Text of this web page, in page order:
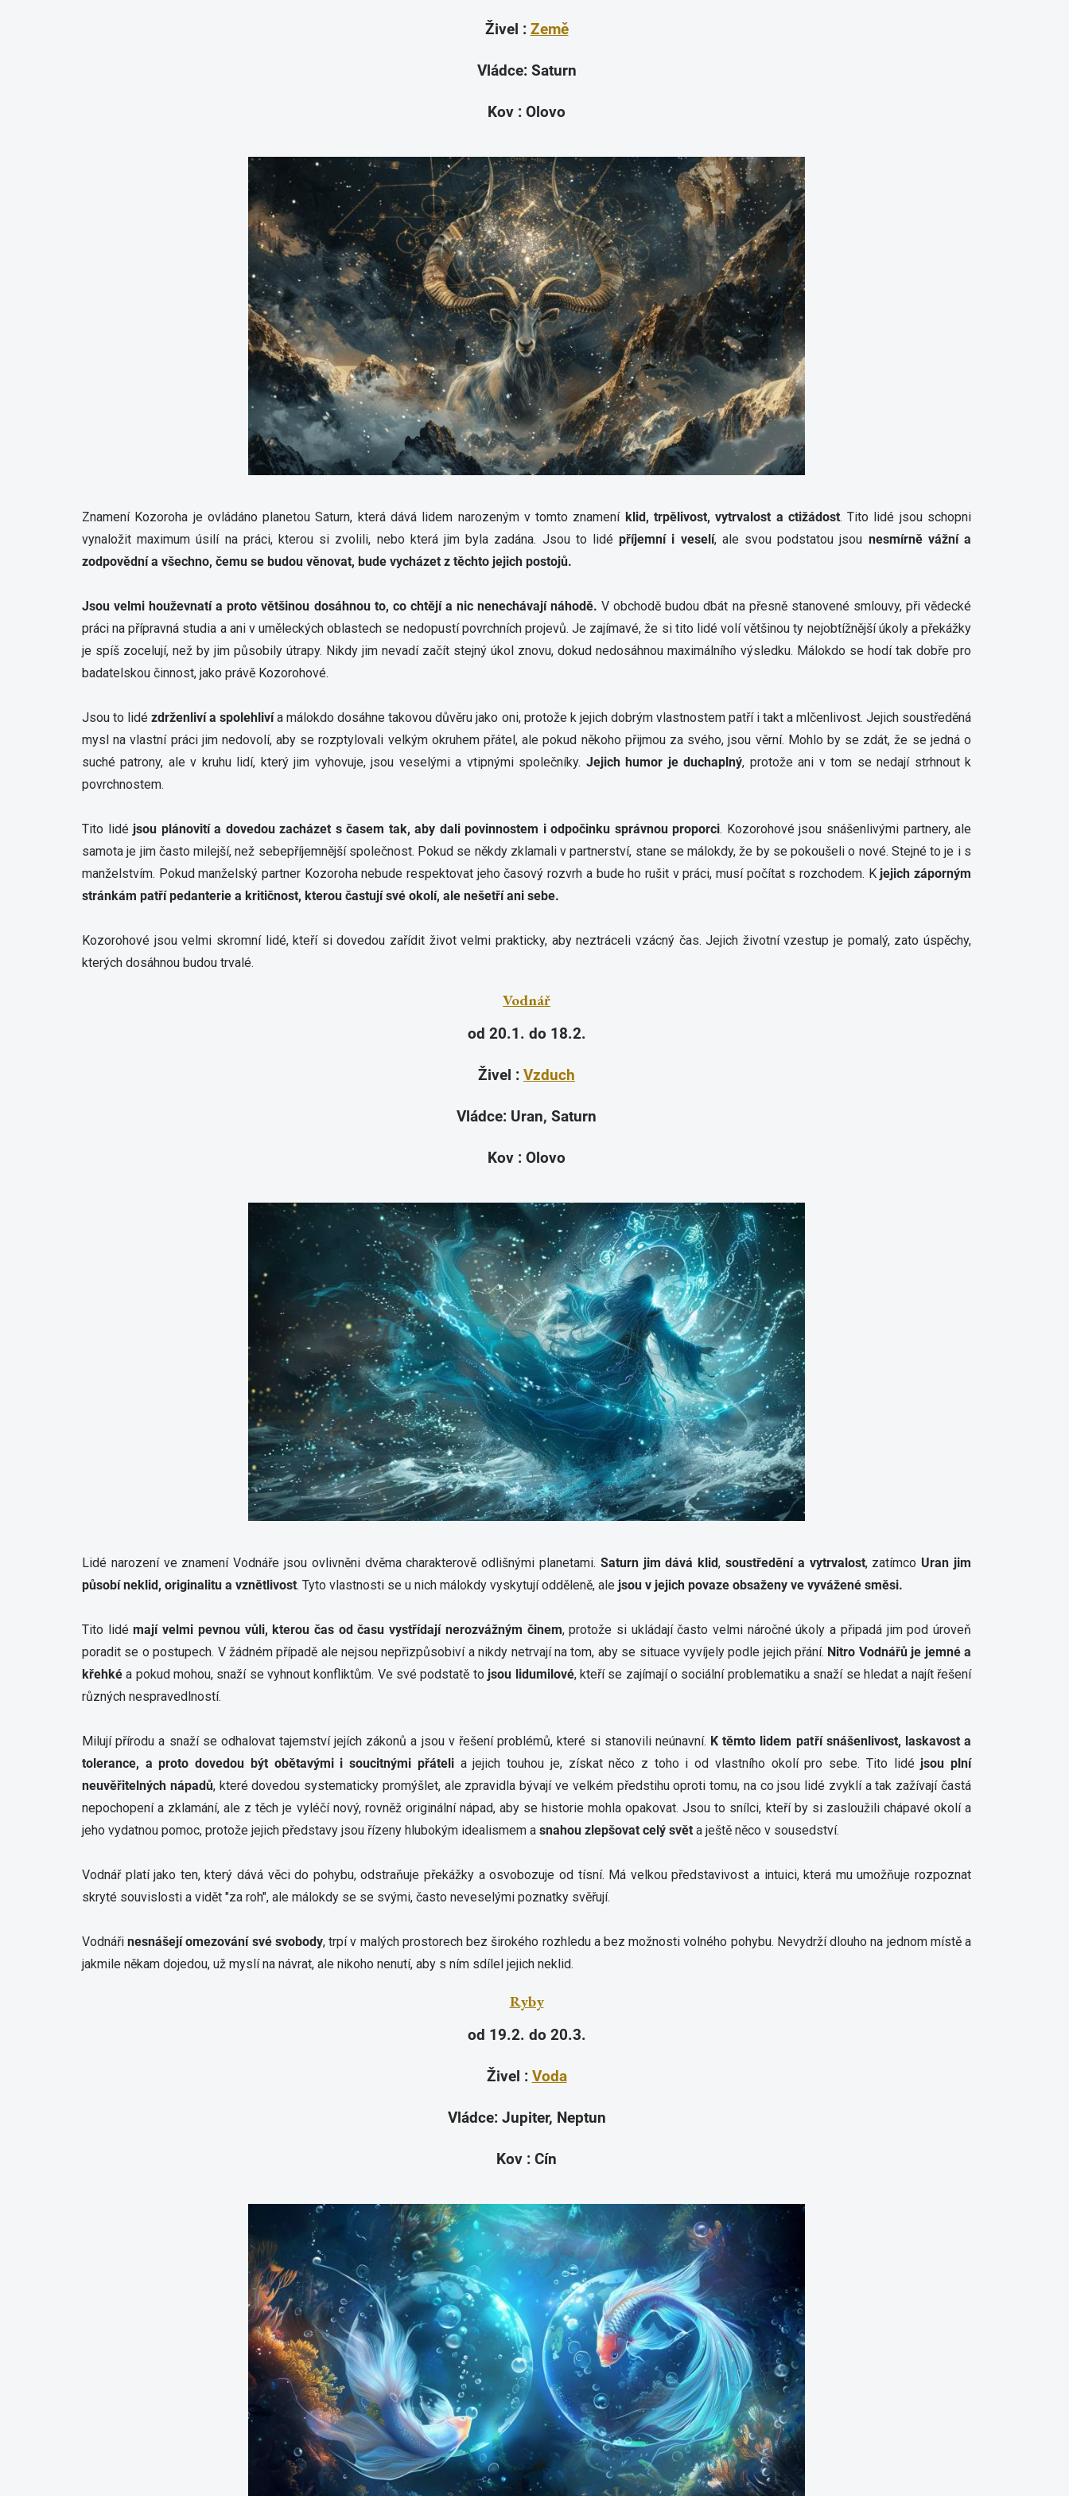
Živel : Země
Vládce: Saturn
Kov : Olovo
Znamení Kozoroha je ovládáno planetou Saturn, která dává lidem narozeným v tomto znamení klid, trpělivost, vytrvalost a ctižádost. Tito lidé jsou schopni
vynaložit maximum úsilí na práci, kterou si zvolili, nebo která jim byla zadána. Jsou to lidépříjemní i veselí, ale svou podstatou jsou nesmírně vážní a
zodpovědní a všechno, čemu se budou věnovat, bude vycházet z těchto jejich postojů.
Jsou velmi houževnatí a proto většinou dosáhnou to, co chtějí a nic nenechávají náhodě. V obchodě budou dbát na přesně stanovené smlouvy, při vědecké
práci na přípravná studia a ani v uměleckých oblastech se nedopustí povrchních projevů. Je zajímavé, že si tito lidé volí většinou ty nejobtížnější úkoly a překážky
je spíš zocelují, než by jim působily útrapy. Nikdy jim nevadí začít stejný úkol znovu, dokud nedosáhnou maximálního výsledku. Málokdo se hodí tak dobře pro
badatelskou činnost, jako právě Kozorohové.
Jsou to lidézdrženliví a spolehlivía málokdo dosáhne takovou důvěru jako oni, protože k jejich dobrým vlastnostem patří i takt a mlčenlivost. Jejich soustředěná
mysl na vlastní práci jim nedovolí, aby se rozptylovali velkým okruhem přátel, ale pokud někoho přijmou za svého, jsou věrní. Mohlo by se zdát, že se jedná o
suché patrony, ale v kruhu lidí, který jim vyhovuje, jsou veselými a vtipnými společníky. Jejich humor je duchaplný, protože ani v tom se nedají strhnout k
povrchnostem.
Tito lidé jsou plánovití a dovedou zacházet s časem tak, aby dali povinnostem i odpočinku správnou proporci. Kozorohové jsou snášenlivými partnery, ale
samota je jim často milejší, než sebepříjemnější společnost. Pokud se někdy zklamali v partnerství, stane se málokdy, že by se pokoušeli o nové. Stejné to je i s
manželstvím. Pokud manželský partner Kozoroha nebude respektovat jeho časový rozvrh a bude ho rušit v práci, musí počítat s rozchodem. Kjejich záporným
stránkám patří pedanterie a kritičnost, kterou častují své okolí, ale nešetří ani sebe.
Kozorohové jsou velmi skromní lidé, kteří si dovedou zařídit život velmi prakticky, aby neztráceli vzácný čas. Jejich životní vzestup je pomalý, zato úspěchy,
kterých dosáhnou budou trvalé.
Vodnář
od 20.1. do 18.2.
Živel : Vzduch
Vládce: Uran, Saturn
Kov : Olovo
Lidé narození ve znamení Vodnáře jsou ovlivněni dvěma charakterově odlišnými planetami. Saturn jim dává klid,soustředění a vytrvalost, zatímco Uran jim
působí neklid, originalitu a vznětlivost. Tyto vlastnosti se u nich málokdy vyskytují odděleně, ale jsou v jejich povaze obsaženy ve vyvážené směsi.
Tito lidémají velmi pevnou vůli, kterou čas od času vystřídají nerozvážným činem, protože si ukládají často velmi náročné úkoly a připadá jim pod úroveň
poradit se o postupech. V žádném případě ale nejsou nepřizpůsobiví a nikdy netrvají na tom, aby se situace vyvíjely podle jejich přání. Nitro Vodnářů je jemné a
křehké a pokud mohou, snaží se vyhnout konfliktům. Ve své podstatě to jsou lidumilové, kteří se zajímají o sociální problematiku a snaží se hledat a najít řešení
různých nespravedlností.
Milují přírodu a snaží se odhalovat tajemství jejích zákonů a jsou v řešení problémů, které si stanovili neúnavní. K těmto lidem patří snášenlivost, laskavost a
tolerance, a proto dovedou být obětavými i soucitnými přátelia jejich touhou je, získat něco z toho i od vlastního okolí pro sebe. Tito lidé jsou plní
neuvěřitelných nápadů, které dovedou systematicky promýšlet, ale zpravidla bývají ve velkém předstihu oproti tomu, na co jsou lidé zvyklí a tak zažívají častá
nepochopení a zklamání, ale z těch je vyléčí nový, rovněž originální nápad, aby se historie mohla opakovat. Jsou to snílci, kteří by si zasloužili chápavé okolí a
jeho vydatnou pomoc, protože jejich představy jsou řízeny hlubokým idealismem a snahou zlepšovat celý svět a ještě něco v sousedství.
Vodnář platí jako ten, který dává věci do pohybu, odstraňuje překážky a osvobozuje od tísní. Má velkou představivost a intuici, která mu umožňuje rozpoznat
skryté souvislosti a vidět "za roh", ale málokdy se se svými, často neveselými poznatky svěřují.
Vodnářinesnášejí omezování své svobody, trpí v malých prostorech bez širokého rozhledu a bez možnosti volného pohybu. Nevydrží dlouho na jednom místě a
jakmile někam dojedou, už myslí na návrat, ale nikoho nenutí, aby s ním sdílel jejich neklid.
Ryby
od 19.2. do 20.3.
Živel : Voda
Vládce: Jupiter, Neptun
Kov : Cín
Přihlaste se k našemu
newsletteru asleva 150 Kč na
první nákupje Vaše!
(Sleva platí při objednání nad 800 Kč)
CHCI SLEVU
Potvrzením své e-mailové adresy přijímáte
podmínky služby newsletter. Od této chvíle
od nás budete dostávat obchodní
podmínkami.
Podrobný popis toho, jak chráníme a
zpracováváme Vaše osobní údaje, jakož i
Zásady zpracování osobníchúdajů